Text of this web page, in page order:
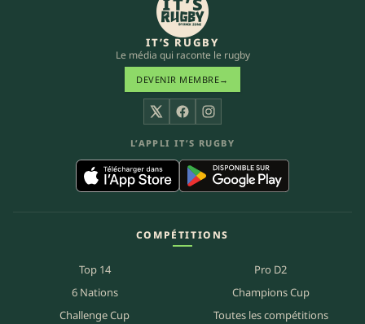
IT’S RUGBY
Le média qui raconte le rugby
DEVENIR MEMBRE→
X FacebookInstagram
L’APPLI IT’S RUGBY
COMPÉTITIONS
Top 14
Pro D2
6 Nations
Champions Cup
Challenge Cup
Toutes les compétitions